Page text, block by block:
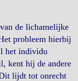
de lichamelijke
probleem hierbij
het individu
kent hij de andere
lijdt tot onrecht